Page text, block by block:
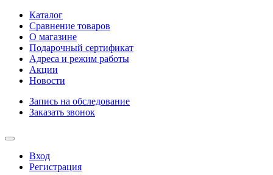
Каталог
Сравнение товаров
О магазине
Подарочный сертификат
Адреса и режим работы
Акции
Новости
Запись на обследование
Заказать звонок
Вход
Регистрация